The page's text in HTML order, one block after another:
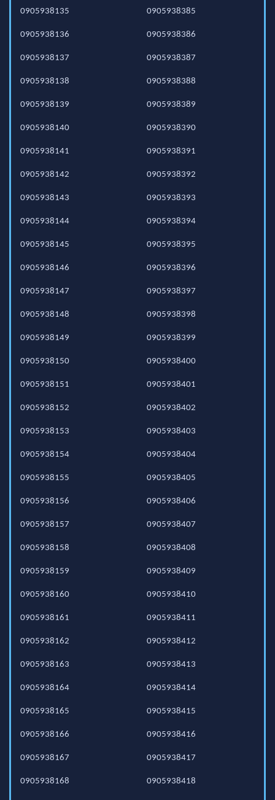
0905938135
0905938136
0905938137
0905938138
0905938139
0905938140
0905938141
0905938142
0905938143
0905938144
0905938145
0905938146
0905938147
0905938148
0905938149
0905938150
0905938151
0905938152
0905938153
0905938154
0905938155
0905938156
0905938157
0905938158
0905938159
0905938160
0905938161
0905938162
0905938163
0905938164
0905938165
0905938166
0905938167
0905938168
0905938385
0905938386
0905938387
0905938388
0905938389
0905938390
0905938391
0905938392
0905938393
0905938394
0905938395
0905938396
0905938397
0905938398
0905938399
0905938400
0905938401
0905938402
0905938403
0905938404
0905938405
0905938406
0905938407
0905938408
0905938409
0905938410
0905938411
0905938412
0905938413
0905938414
0905938415
0905938416
0905938417
0905938418